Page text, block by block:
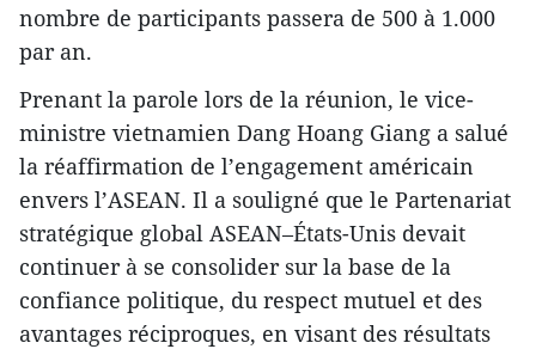
nombre de participants passera de 500 à 1.000
par an.
Prenant la parole lors de la réunion, le vice-
ministre vietnamien Dang Hoang Giang a salué
la réaffirmation de l’engagement américain
envers l’ASEAN. Il a souligné que le Partenariat
stratégique global ASEAN–États-Unis devait
continuer à se consolider sur la base de la
confiance politique, du respect mutuel et des
avantages réciproques, en visant des résultats